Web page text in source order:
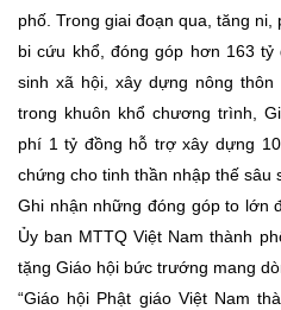
phố. Trong giai đoạn qua, tăng
bi cứu khổ, đóng góp hơn 163
sinh xã hội, xây dựng nông
trong khuôn khổ chương trình,
phí 1 tỷ đồng hỗ trợ xây dựng
chứng cho tinh thần nhập thế sâu
Ghi nhận những đóng góp to lớn
Ủy ban MTTQ Việt Nam thành
tặng Giáo hội bức trướng mang
“Giáo hội Phật giáo Việt Nam